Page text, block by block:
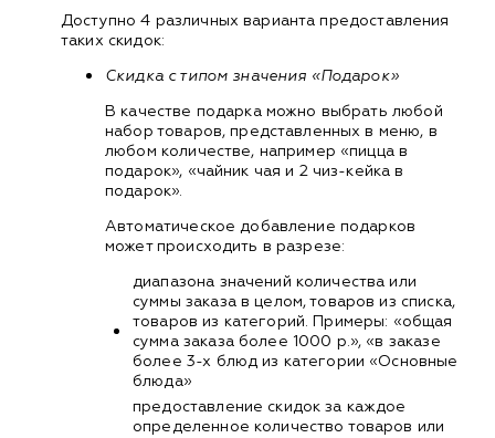
Доступно 4 различных варианта предоставления
таких скидок:
Скидка с типом значения «Подарок»
В качестве подарка можно выбрать любой
набор товаров, представленных в меню, в
любом количестве, например «пицца в
подарок», «чайник чая и 2 чиз-кейка в
подарок».
Автоматическое добавление подарков
может происходить в разрезе:
диапазона значений количества или
суммы заказа в целом, товаров из списка,
товаров из категорий. Примеры: «общая
сумма заказа более 1000 р.», «в заказе
более 3-х блюд из категории «Основные
блюда»
предоставление скидок за каждое
определенное количество товаров или